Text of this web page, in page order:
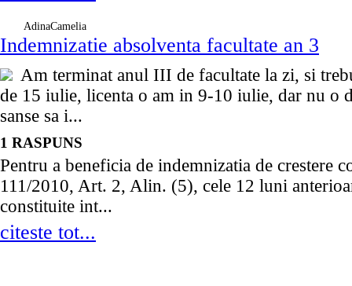
AdinaCamelia
Indemnizatie absolventa facultate an 3
Am terminat anul III de facultate la zi, si
de 15 iulie, licenta o am in 9-10 iulie, dar nu o
sanse sa i...
1 RASPUNS
Pentru a beneficia de indemnizatia de crestere
111/2010, Art. 2, Alin. (5), cele 12 luni
constituite int...
citeste tot...